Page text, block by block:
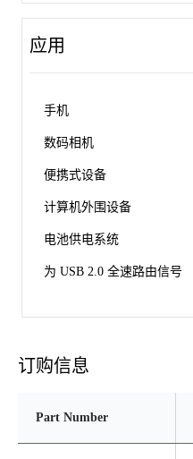
应用
手机
数码相机
便携式设备
计算机外围设备
电池供电系统
为 USB 2.0 全速路由信号
订购信息
Part Number